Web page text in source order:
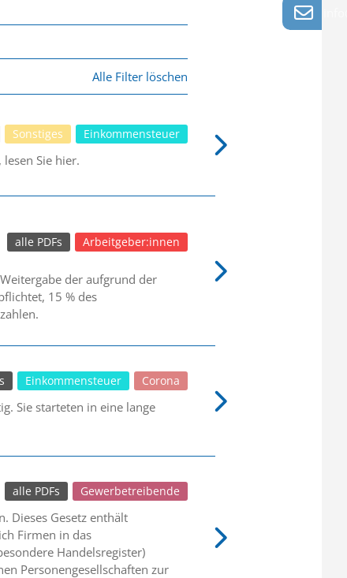
Alle Filter löschen
Einkommensteuer
Sonstiges
Sie hier.
Arbeitgeber:innen
alle PDFs
der aufgrund der
15 % des
Corona
Einkommensteuer
Sie starteten in eine lange
Gewerbetreibende
alle PDFs
Dieses Gesetz enthält
Firmen in das
Handelsregister)
Personengesellschaften zur